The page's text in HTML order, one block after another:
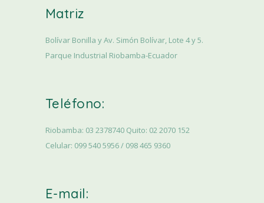
Matriz
Bolívar Bonilla y Av. Simón Bolívar, Lote 4 y 5.
Parque Industrial Riobamba-Ecuador
Teléfono:
Riobamba: 03 2378740 Quito: 02 2070 152
Celular: 099 540 5956 / 098 465 9360
E-mail: